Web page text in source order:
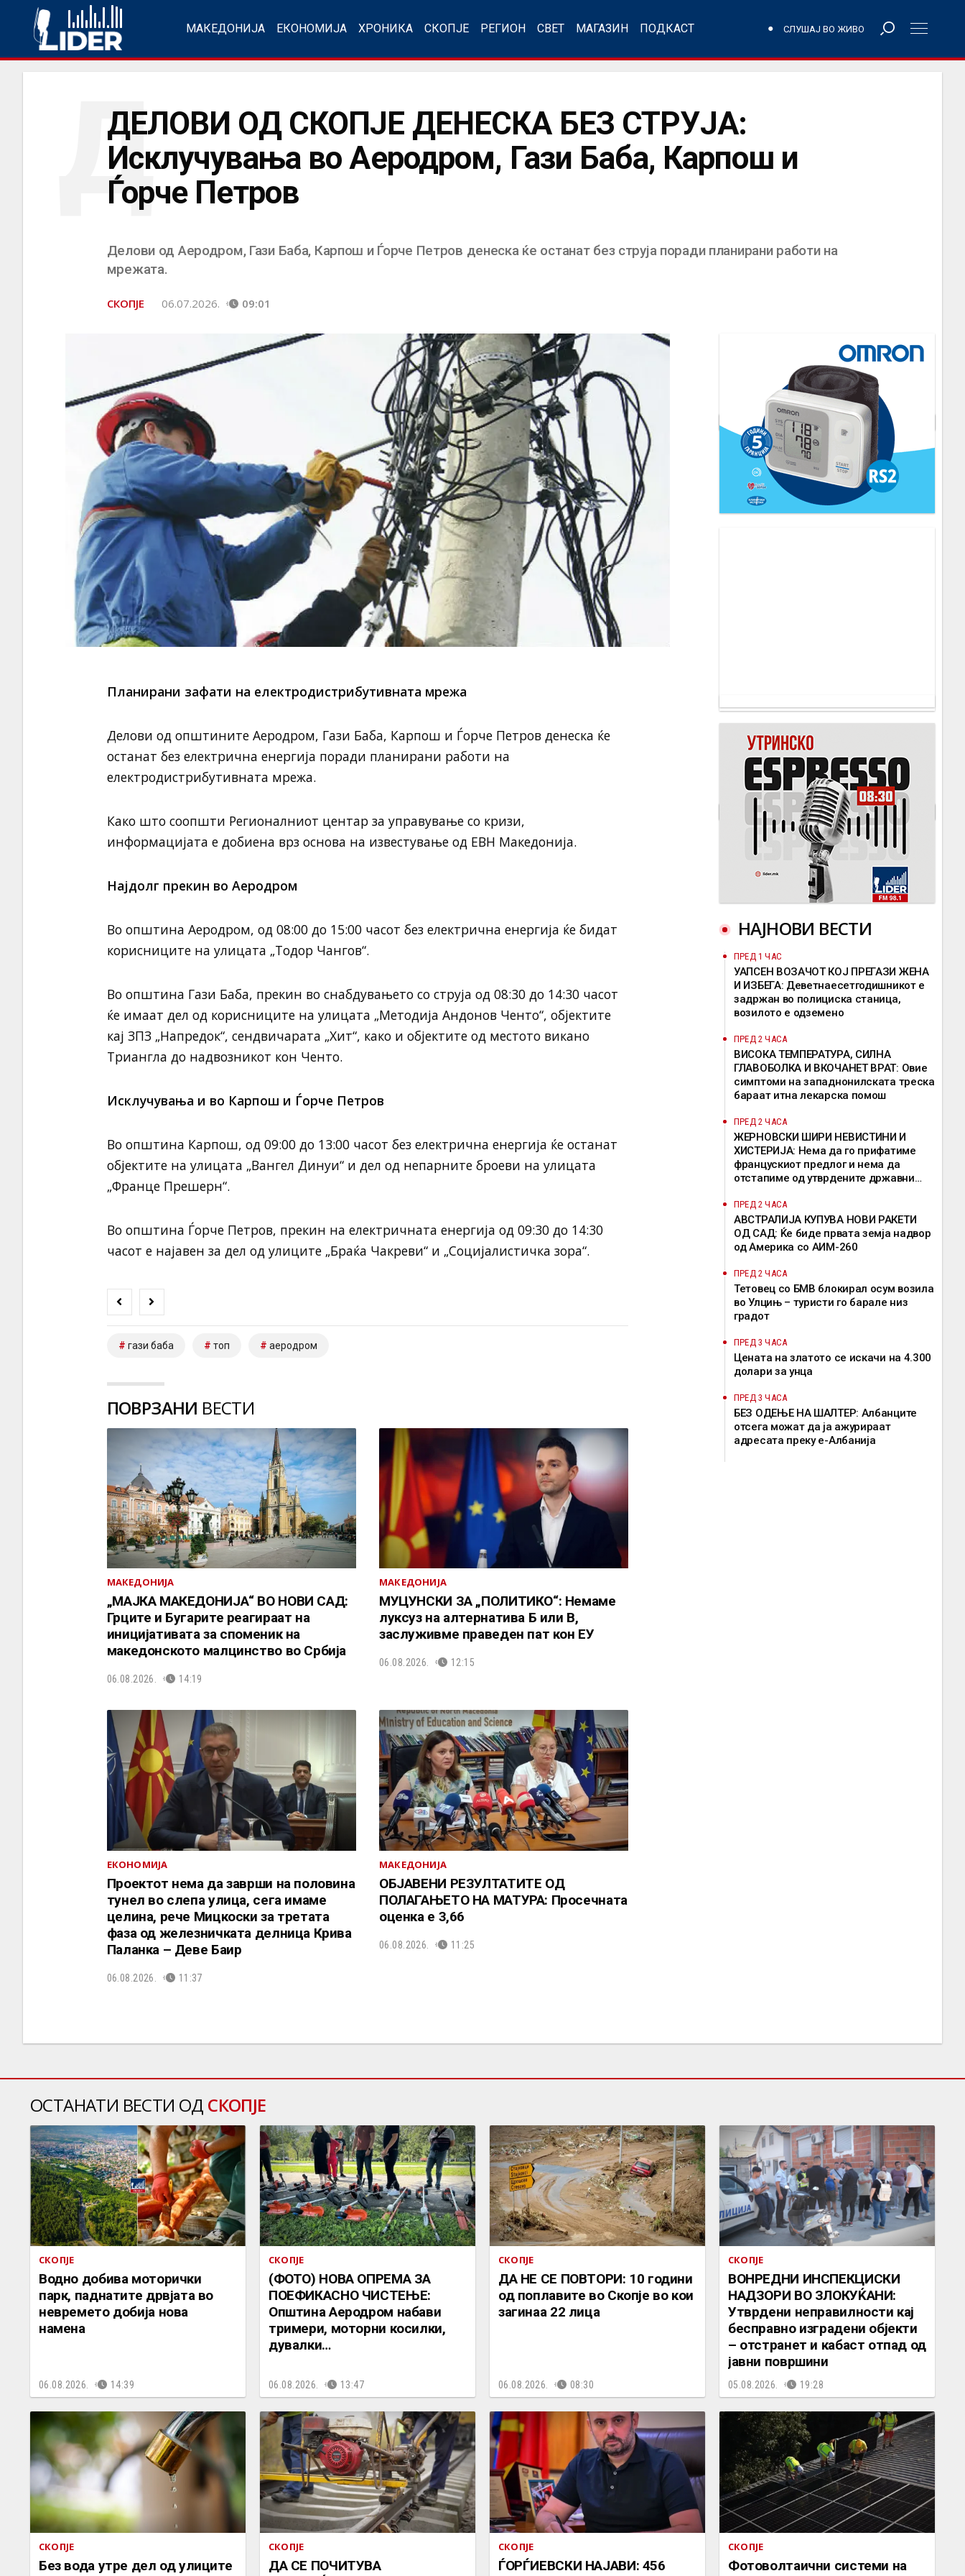
МАКЕДОНИЈА ЕКОНОМИЈА ХРОНИКА СКОПЈЕ РЕГИОН СВЕТ МАГАЗИН ПОДКАСТ СЛУШАЈ ВО ЖИВО
ДЕЛОВИ ОД СКОПЈЕ ДЕНЕСКА БЕЗ СТРУЈА:
Исклучувања во Аеродром, Гази Баба, Карпош и
Ѓорче Петров
Д
Делови од Аеродром, Гази Баба, Карпош и Ѓорче Петров денеска ќе останат без струја поради планирани работи на
мрежата.
СКОПЈЕ 06.07.2026. 09:01
Планирани зафати на електродистрибутивната мрежа
Делови од општините Аеродром, Гази Баба, Карпош и Ѓорче Петров денеска ќе
останат без електрична енергија поради планирани работи на
електродистрибутивната мрежа.
Како што соопшти Регионалниот центар за управување со кризи,
информацијата е добиена врз основа на известување од ЕВН Македонија.
Најдолг прекин во Аеродром
Во општина Аеродром, од 08:00 до 15:00 часот без електрична енергија ќе бидат
корисниците на улицата „Тодор Чангов“.
Во општина Гази Баба, прекин во снабдувањето со струја од 08:30 до 14:30 часот
ќе имаат дел од корисниците на улицата „Методија Андонов Ченто“, објектите
кај ЗПЗ „Напредок“, сендвичарата „Хит“, како и објектите од местото викано
Триангла до надвозникот кон Ченто.
Исклучувања и во Карпош и Ѓорче Петров
Во општина Карпош, од 09:00 до 13:00 часот без електрична енергија ќе останат
објектите на улицата „Вангел Динуи“ и дел од непарните броеви на улицата
„Франце Прешерн“.
Во општина Ѓорче Петров, прекин на електричната енергија од 09:30 до 14:30
часот е најавен за дел од улиците „Браќа Чакреви“ и „Социјалистичка зора“.
гази баба топ аеродром
ПОВРЗАНИ ВЕСТИ
МАКЕДОНИЈА
„МАЈКА МАКЕДОНИЈА“ ВО НОВИ САД:
Грците и Бугарите реагираат на
иницијативата за споменик на
македонското малцинство во Србија
06.08.2026. 14:19
МАКЕДОНИЈА
МУЦУНСКИ ЗА „ПОЛИТИКО“: Немаме
луксуз на алтернатива Б или В,
заслуживме праведен пат кон ЕУ
06.08.2026. 12:15
ЕКОНОМИЈА
Проектот нема да заврши на половина
тунел во слепа улица, сега имаме
целина, рече Мицкоски за третата
фаза од железничката делница Крива
Паланка – Деве Баир
06.08.2026. 11:37
МАКЕДОНИЈА
ОБЈАВЕНИ РЕЗУЛТАТИТЕ ОД
ПОЛАГАЊЕТО НА МАТУРА: Просечната
оценка е 3,66
06.08.2026. 11:25
НАЈНОВИ ВЕСТИ
ПРЕД 1 ЧАС
УАПСЕН ВОЗАЧОТ КОЈ ПРЕГАЗИ ЖЕНА
И ИЗБЕГА: Деветнаесетгодишникот е
задржан во полициска станица,
возилото е одземено
ПРЕД 2 ЧАСА
ВИСОКА ТЕМПЕРАТУРА, СИЛНА
ГЛАВОБОЛКА И ВКОЧАНЕТ ВРАТ: Овие
симптоми на западнонилската треска
бараат итна лекарска помош
ПРЕД 2 ЧАСА
ЖЕРНОВСКИ ШИРИ НЕВИСТИНИ И
ХИСТЕРИЈА: Нема да го прифатиме
францускиот предлог и нема да
отстапиме од утврдените државни
ПРЕД 2 ЧАСА
АВСТРАЛИЈА КУПУВА НОВИ РАКЕТИ
ОД САД: Ќе биде првата земја надвор
од Америка со АИМ-260
ПРЕД 2 ЧАСА
Тетовец со БМВ блокирал осум возила
во Улцињ – туристи го барале низ
градот
ПРЕД 3 ЧАСА
Цената на златото се искачи на 4.300
долари за унца
ПРЕД 3 ЧАСА
БЕЗ ОДЕЊЕ НА ШАЛТЕР: Албанците
отсега можат да ја ажурираат
адресата преку е-Албанија
ОСТАНАТИ ВЕСТИ ОД СКОПЈЕ
СКОПЈЕ
Водно добива моторички
парк, паднатите дрвјата во
невремето добија нова
намена
06.08.2026. 14:39
СКОПЈЕ
(ФОТО) НОВА ОПРЕМА ЗА
ПОЕФИКАСНО ЧИСТЕЊЕ:
Општина Аеродром набави
тримери, моторни косилки,
дувалки…
06.08.2026. 13:47
СКОПЈЕ
ДА НЕ СЕ ПОВТОРИ: 10 години
од поплавите во Скопје во кои
загинаа 22 лица
06.08.2026. 08:30
СКОПЈЕ
ВОНРЕДНИ ИНСПЕКЦИСКИ
НАДЗОРИ ВО ЗЛОКУЌАНИ:
Утврдени неправилности кај
бесправно изградени објекти
– отстранет и кабаст отпад од
јавни површини
05.08.2026. 19:28
СКОПЈЕ
Без вода утре дел од улиците
СКОПЈЕ
ДА СЕ ПОЧИТУВА
СКОПЈЕ
ЃОРЃИЕВСКИ НАЈАВИ: 456
СКОПЈЕ
Фотоволтаични системи на